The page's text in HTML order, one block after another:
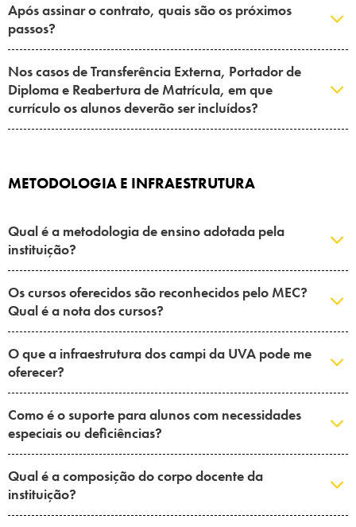
Após assinar o contrato, quais são os próximos
passos?
Nos casos de Transferência Externa, Portador de
Diploma e Reabertura de Matrícula, em que
currículo os alunos deverão ser incluídos?
METODOLOGIA E INFRAESTRUTURA
Qual é a metodologia de ensino adotada pela
instituição?
Os cursos oferecidos são reconhecidos pelo MEC?
Qual é a nota dos cursos?
O que a infraestrutura dos campi da UVA pode me
oferecer?
Como é o suporte para alunos com necessidades
especiais ou deficiências?
Qual é a composição do corpo docente da
instituição?